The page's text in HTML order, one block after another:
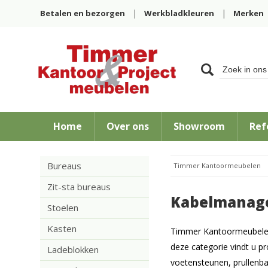
Betalen en bezorgen Werkbladkleuren Merken
Home Over ons Showroom
Bureaus
Zit-sta bureaus
Stoelen
Kasten
Ladeblokken
Timmer Kantoormeubelen
Timmer
deze categorie vindt u
voetensteunen,